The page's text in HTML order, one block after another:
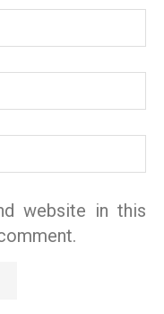
website in this